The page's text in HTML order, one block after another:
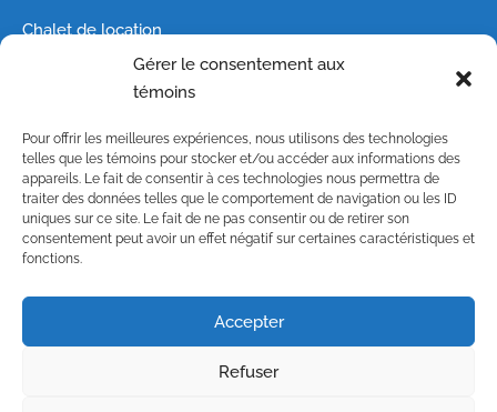
Gérer le consentement aux
témoins
Pour offrir les meilleures expériences, nous utilisons des technologies
telles que les témoins pour stocker et/ou accéder aux informations des
appareils. Le fait de consentir à ces technologies nous permettra de
traiter des données telles que le comportement de navigation ou les ID
uniques sur ce site. Le fait de ne pas consentir ou de retirer son
consentement peut avoir un effet négatif sur certaines caractéristiques et
fonctions.
Accepter
Refuser
Chalet de location
Roulotte de location
Plan du site
Manoir hanté
Parc aquatique
Château magique
Copyright © 2022 Conçu et propulsé par
Technologies